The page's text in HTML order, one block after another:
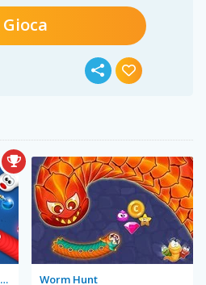
Gioca
Worms Zone: A Slithery Snake Worm Hunt